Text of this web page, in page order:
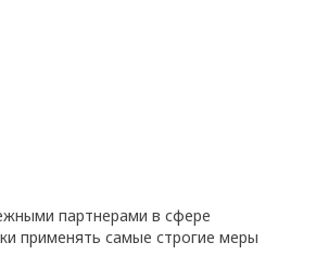
партнерами в сфере
применять самые строгие меры